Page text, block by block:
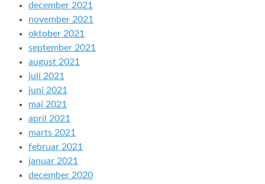
december 2021
november 2021
oktober 2021
september 2021
august 2021
juli 2021
juni 2021
maj 2021
april 2021
marts 2021
februar 2021
januar 2021
december 2020